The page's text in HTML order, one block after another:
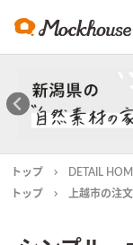
トップ DETAIL
トップ
上越市の注